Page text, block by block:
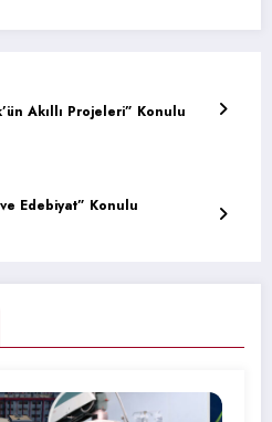
Akıllı Projeleri” Konulu
Edebiyat” Konulu